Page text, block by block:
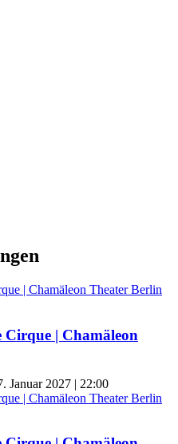
| Chamäleon
Januar 2027 | 22:00